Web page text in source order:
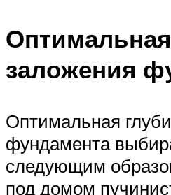
заложения
Оптимальная
фундамента
следующим
под домом